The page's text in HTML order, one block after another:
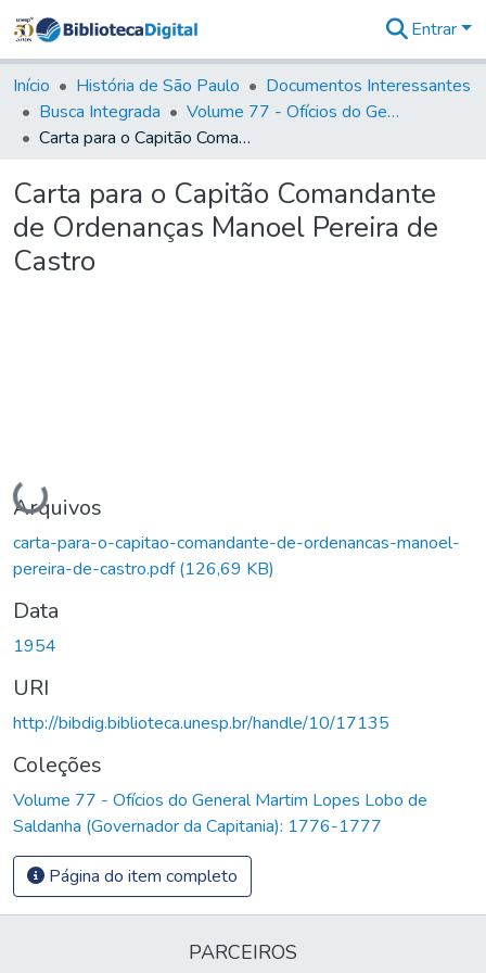
&
Coleções
Tudo na
Biblioteca
Estatísticas
Entrar
Início História de São Paulo
Documentos Interessantes
Busca Integrada
Volume 77 - Ofícios do General Martim Lopes Lobo de Saldanha (Governador da Capitania): 1776-1777
Carta para o Capitão Comandante de Ordenanças Manoel Pereira de Castro
Carta para o Capitão Comandante
de Ordenanças Manoel Pereira de
Castro
Carregando...
Arquivos
carta-para-o-capitao-comandante-de-ordenancas-manoel-
pereira-de-castro.pdf(126,69 KB)
Data
1954
URI
http://bibdig.biblioteca.unesp.br/handle/10/17135
Coleções
Volume 77 - Ofícios do General Martim Lopes Lobo de
Saldanha (Governador da Capitania): 1776-1777
Página do item completo
PARCEIROS